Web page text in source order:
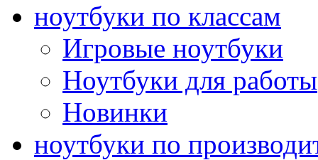
ноутбуки по классам
Игровые ноутбуки
Ноутбуки для работы
Новинки
ноутбуки по